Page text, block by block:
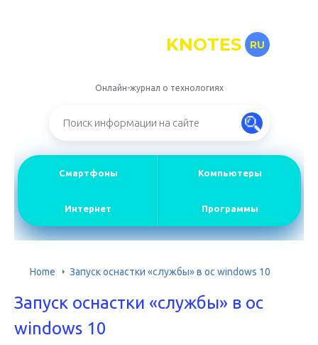
KNOTES RU
Онлайн-журнал о технологиях
Смартфоны Компьютеры
Интернет Программы
Home Запуск оснастки «службы» в ос windows 10
Запуск оснастки «службы» в ос
windows 10